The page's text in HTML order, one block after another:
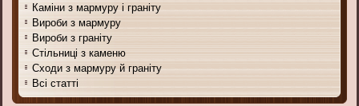
Каміни з мармуру і граніту
Вироби з мармуру
Вироби з граніту
Стільниці з каменю
Сходи з мармуру й граніту
Всі статті